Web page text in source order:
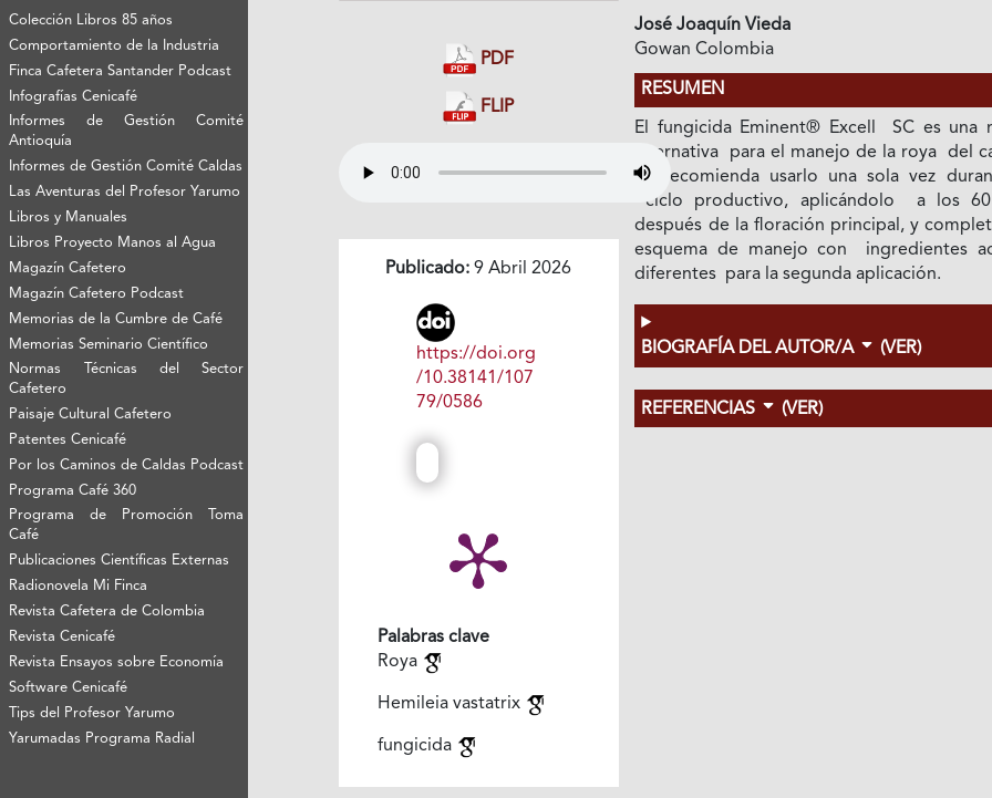
Colección Libros 85 años
Comportamiento de la Industria
Finca Cafetera Santander Podcast
Infografías Cenicafé
Informes de Gestión Comité
Antioquía
Informes de Gestión Comité Caldas
Las Aventuras del Profesor Yarumo
Libros y Manuales
Libros Proyecto Manos al Agua
Magazín Cafetero
Magazín Cafetero Podcast
Memorias de la Cumbre de Café
Memorias Seminario Científico
Normas Técnicas del Sector
Cafetero
Paisaje Cultural Cafetero
Patentes Cenicafé
Por los Caminos de Caldas Podcast
Programa Café 360
Programa de Promoción Toma
Café
Publicaciones Científicas Externas
Radionovela Mi Finca
Revista Cafetera de Colombia
Revista Cenicafé
Revista Ensayos sobre Economía
Software Cenicafé
Tips del Profesor Yarumo
Yarumadas Programa Radial
PDF
FLIP
Publicado: 9 Abril 2026
https://doi.org
/10.38141/107
79/0586
Palabras clave
Roya
Hemileia vastatrix
fungicida
José Joaquín Vieda
Gowan Colombia
RESUMEN
El fungicida Eminent® Excell SC es una
alternativa para el manejo de la roya del
se recomienda usarlo una sola vez
ciclo productivo, aplicándolo a los
después de la floración principal, y
esquema de manejo con ingredientes
diferentes para la segunda aplicación.
BIOGRAFÍA DEL AUTOR/A (VER)
REFERENCIAS (VER)